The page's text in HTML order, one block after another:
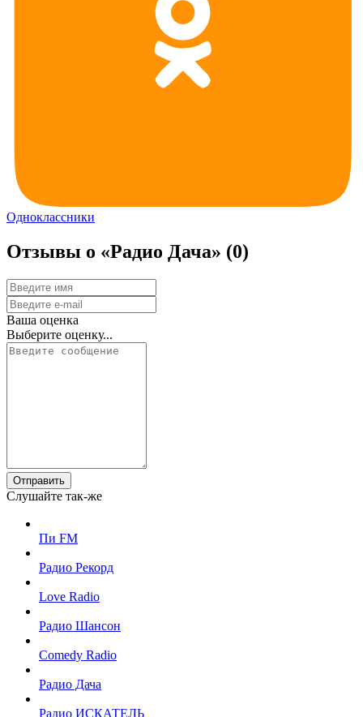
Одноклассники
Отзывы о «Радио Дача» (0)
Ваша оценка
Выберите оценку...
Отправить
Слушайте так-же
Пи FM
Радио Рекорд
Love Radio
Радио Шансон
Comedy Radio
Радио Дача
Радио ИСКАТЕЛЬ